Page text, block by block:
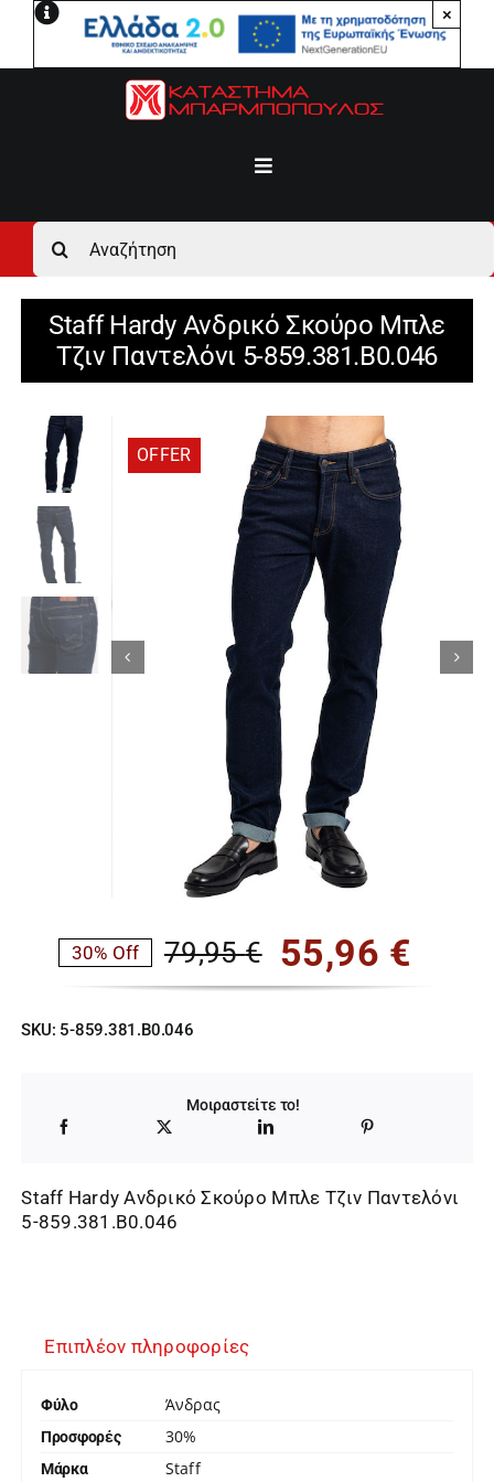
Μετάβαση
×
Toggle
Αρχική
Ανδρικά
Γυναικεία
Αγόρι
Κορίτσι
Εσώρουχα
Είδη Παρέλασης
Αναζήτηση
για:
Staff Hardy Ανδρικό Σκούρο Μπλε
Τζιν Παντελόνι 5-859.381.B0.046
OFFER
79,95€
Original
price
79,95 €.
55,96 €
Η
τρέχουσα
είναι:
55,96 €.
30% Off
SKU: 5-859.381.B0.046
Μοιραστείτε το!
Staff Hardy Ανδρικό Σκούρο Μπλε Τζιν Παντελόνι
5-859.381.B0.046
Επιπλέον πληροφορίες
Φύλο Άνδρας
Προσφορές 30%
Μάρκα Staff